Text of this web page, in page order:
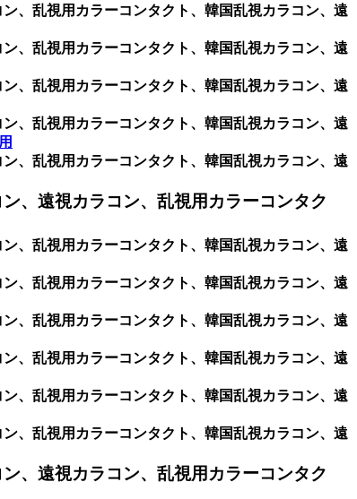
、乱視用カラーコンタクト、韓国乱視カラコン、遠
、乱視用カラーコンタクト、韓国乱視カラコン、遠
、乱視用カラーコンタクト、韓国乱視カラコン、遠
、乱視用カラーコンタクト、韓国乱視カラコン、遠
、乱視用カラーコンタクト、韓国乱視カラコン、遠
、遠視カラコン、乱視用カラーコンタク
、乱視用カラーコンタクト、韓国乱視カラコン、遠
、乱視用カラーコンタクト、韓国乱視カラコン、遠
、乱視用カラーコンタクト、韓国乱視カラコン、遠
、乱視用カラーコンタクト、韓国乱視カラコン、遠
、乱視用カラーコンタクト、韓国乱視カラコン、遠
、乱視用カラーコンタクト、韓国乱視カラコン、遠
、遠視カラコン、乱視用カラーコンタク